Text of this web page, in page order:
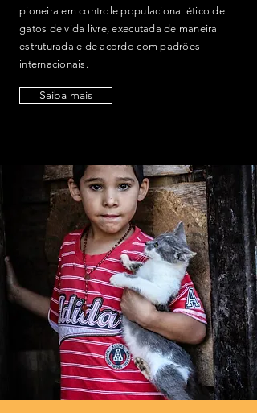
pioneira em controle populacional ético de
gatos de vida livre, executada de maneira
estruturada e de acordo com padrões
internacionais.
Saiba mais